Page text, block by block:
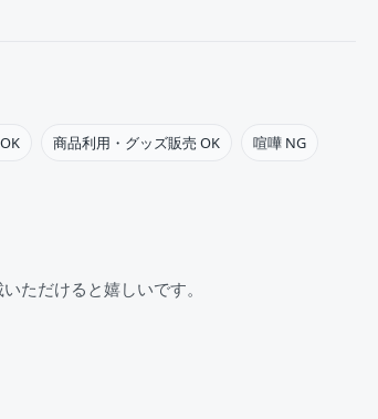
商品利用・グッズ販売 OK 喧嘩 NG
ただけると嬉しいです。